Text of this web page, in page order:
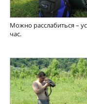
Можно расслабиться –
час.